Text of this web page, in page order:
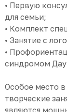
• Первую
для семьи;
• Комплект
• Занятие с
•
синдромом
Особое место
творческие
являются